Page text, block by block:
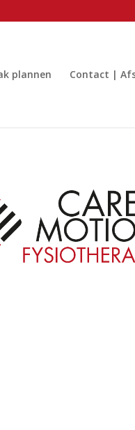
plannen Contact |